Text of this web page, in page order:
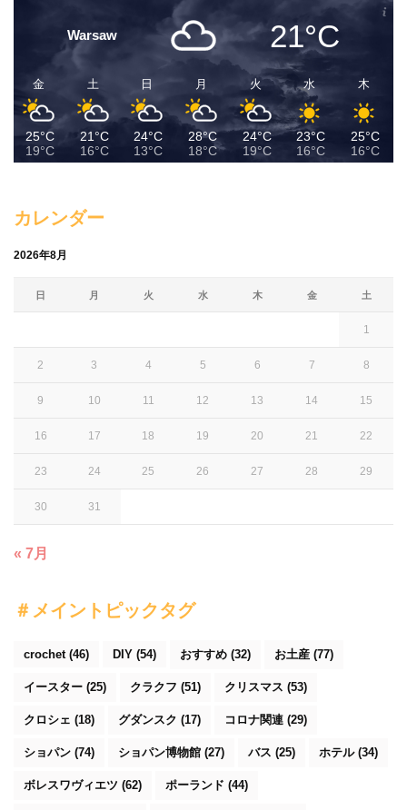
Warsaw 21°C
金
25°C
19°C
土
21°C
16°C
日
24°C
13°C
月
28°C
18°C
火
24°C
19°C
水
23°C
16°C
木
25°C
16°C
カレンダー
2026年8月
日 月 火 水 木 金 土
1
2 3 4 5 6 7 8
9 10 11 12 13 14 15
16 17 18 19 20 21 22
23 24 25 26 27 28 29
30 31
« 7月
＃メイントピックタグ
crochet (46) DIY (54) おすすめ (32) お土産 (77)
イースター (25) クラクフ (51) クリスマス (53)
クロシェ (18) グダンスク (17) コロナ関連 (29)
ショパン (74) ショパン博物館 (27) バス (25) ホテル(34)
ボレスワヴィエツ (62) ポーランド (44)